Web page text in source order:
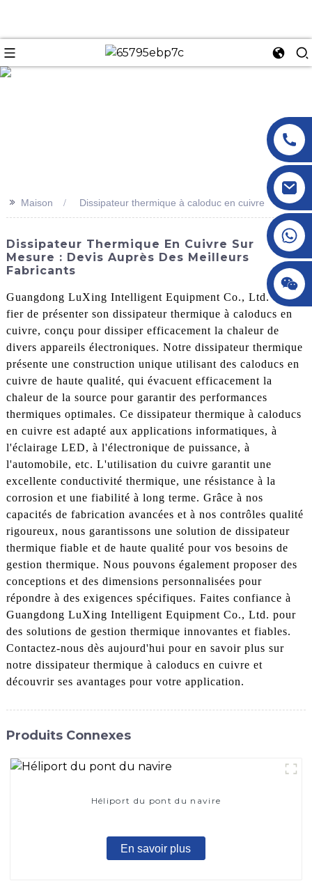
>> Maison Dissipateur thermique à caloduc en cuivre
Dissipateur Thermique En Cuivre Sur
Mesure : Devis Auprès Des Meilleurs
Fabricants
Guangdong LuXing Intelligent Equipment Co., Ltd. est
fier de présenter son dissipateur thermique à caloducs en
cuivre, conçu pour dissiper efficacement la chaleur de
divers appareils électroniques. Notre dissipateur thermique
présente une construction unique utilisant des caloducs en
cuivre de haute qualité, qui évacuent efficacement la
chaleur de la source pour garantir des performances
thermiques optimales. Ce dissipateur thermique à caloducs
en cuivre est adapté aux applications informatiques, à
l'éclairage LED, à l'électronique de puissance, à
l'automobile, etc. L'utilisation du cuivre garantit une
excellente conductivité thermique, une résistance à la
corrosion et une fiabilité à long terme. Grâce à nos
capacités de fabrication avancées et à nos contrôles qualité
rigoureux, nous garantissons une solution de dissipateur
thermique fiable et de haute qualité pour vos besoins de
gestion thermique. Nous pouvons également proposer des
conceptions et des dimensions personnalisées pour
répondre à des exigences spécifiques. Faites confiance à
Guangdong LuXing Intelligent Equipment Co., Ltd. pour
des solutions de gestion thermique innovantes et fiables.
Contactez-nous dès aujourd'hui pour en savoir plus sur
notre dissipateur thermique à caloducs en cuivre et
découvrir ses avantages pour votre application.
Produits Connexes
Héliport du pont du navire
En savoir plus